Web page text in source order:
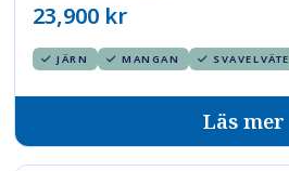
23,900 kr
JÄRN MANGAN SVAVELVÄTE
Läs mer